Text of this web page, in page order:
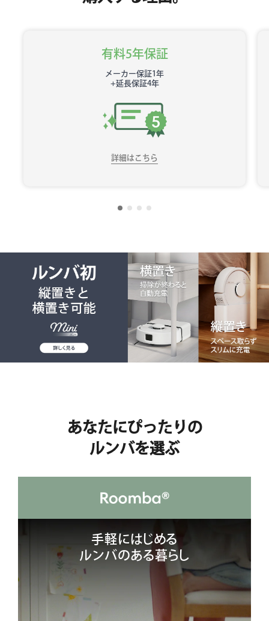
有料5年保証
メーカー保証1年
+延長保証4年
詳細はこちら
あなたにぴったりの
ルンバを選ぶ
手軽にはじめる
ルンバのある暮らし